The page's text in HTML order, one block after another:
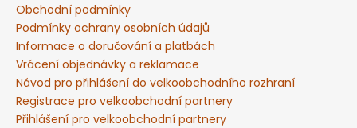
Obchodní podmínky
Podmínky ochrany osobních údajů
Informace o doručování a platbách
Vrácení objednávky a reklamace
Návod pro přihlášení do velkoobchodního rozhraní
Registrace pro velkoobchodní partnery
Přihlášení pro velkoobchodní partnery